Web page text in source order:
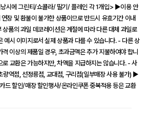
시에 그린티/쇼콜라/ 딸기/ 플레인 각 1개입> ▶이용 안
장 및 환불이 불가한 상품이므로 반드시 유효기간 이내
품의 과일 데코레이션은 계절에 따라 다른 대체 과일로
예시 이미지로서 실제 상품과 다를 수 있습니다. - 다른 상
이상의 제품일 경우, 초과금액은 추가 지불하여야 합니
교환은 가능하지만, 차액을 지급하지는 않습니다. - 사
량역점, 선정릉점, 교대점, 구리점(일부매장 사용 불가) ▶
드 할인/매장 할인행사/온라인쿠폰 중복적용 등은 교환